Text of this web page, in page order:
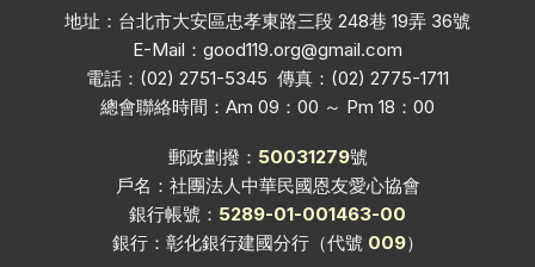
地址：台北市大安區忠孝東路三段 248巷 19弄 36號
E-Mail： good119.org@gmail.com
電話：(02) 2751-5345 傳真：(02) 2775-1711
總會聯絡時間：Am 09：00 ～ Pm 18：00
郵政劃撥： 50031279號
戶名：社團法人中華民國恩友愛心協會
銀行帳號： 5289-01-001463-00
銀行：彰化銀行建國分行（代號 009）